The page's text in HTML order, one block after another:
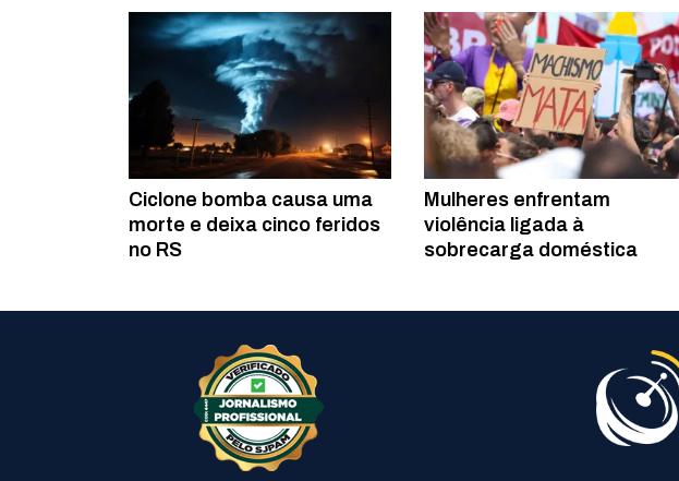
Ciclone bomba causa uma
morte e deixa cinco feridos
no RS
Mulheres enfrentam
violência ligada à
sobrecarga doméstica